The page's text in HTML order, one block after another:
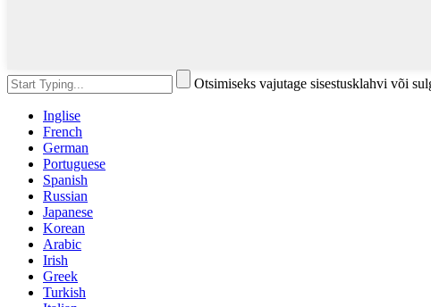
Otsimiseks vajutage sisestusklahvi või
Inglise
French
German
Portuguese
Spanish
Russian
Japanese
Korean
Arabic
Irish
Greek
Turkish